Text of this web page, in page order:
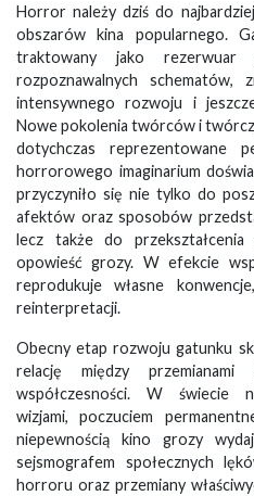
Horror należy dziś do
obszarów kina popularnego.
traktowany jako rezerwuar
rozpoznawalnych
intensywnego rozwoju i
Nowe pokolenia twórców i
dotychczas reprezentowane
horrorowego imaginarium
przyczyniło się nie tylko do
afektów oraz sposobów
lecz także do przekształcenia
opowieść grozy. W efekcie
reprodukuje własne
reinterpretacji.
Obecny etap rozwoju gatunku
relację między
współczesności. W świecie
wizjami, poczuciem
niepewnością kino grozy
sejsmografem społecznych
horroru oraz przemiany